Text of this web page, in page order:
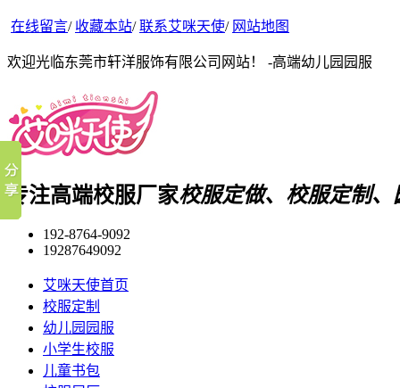
在线留言/ 收藏本站/联系艾咪天使/ 网站地图
欢迎光临东莞市轩洋服饰有限公司网站！ -高端幼儿园园服
专注高端校服厂家校服定做、校服定制
192-8764-9092
19287649092
艾咪天使首页
校服定制
幼儿园园服
小学生校服
儿童书包